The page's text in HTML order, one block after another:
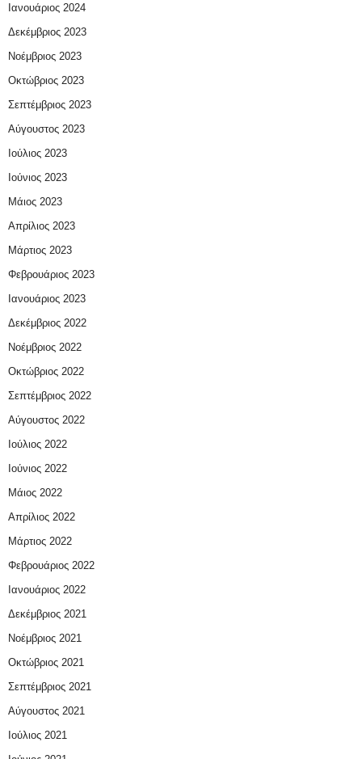
Ιανουάριος 2024
Δεκέμβριος 2023
Νοέμβριος 2023
Οκτώβριος 2023
Σεπτέμβριος 2023
Αύγουστος 2023
Ιούλιος 2023
Ιούνιος 2023
Μάιος 2023
Απρίλιος 2023
Μάρτιος 2023
Φεβρουάριος 2023
Ιανουάριος 2023
Δεκέμβριος 2022
Νοέμβριος 2022
Οκτώβριος 2022
Σεπτέμβριος 2022
Αύγουστος 2022
Ιούλιος 2022
Ιούνιος 2022
Μάιος 2022
Απρίλιος 2022
Μάρτιος 2022
Φεβρουάριος 2022
Ιανουάριος 2022
Δεκέμβριος 2021
Νοέμβριος 2021
Οκτώβριος 2021
Σεπτέμβριος 2021
Αύγουστος 2021
Ιούλιος 2021